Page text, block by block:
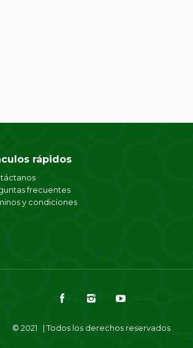
rápidos
frecuentes
y condiciones
© 2021 | Todos los derechos reservados